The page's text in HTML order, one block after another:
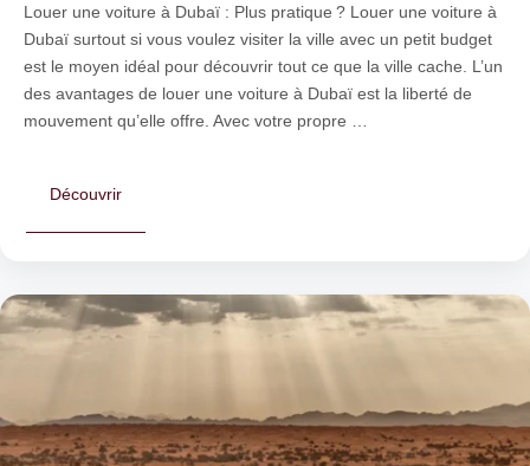
Louer une voiture à Dubaï : Plus pratique ? Louer une voiture à
Dubaï surtout si vous voulez visiter la ville avec un petit budget
est le moyen idéal pour découvrir tout ce que la ville cache. L’un
des avantages de louer une voiture à Dubaï est la liberté de
mouvement qu’elle offre. Avec votre propre …
Découvrir